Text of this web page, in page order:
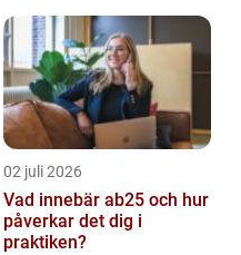
02 juli 2026
Vad innebär ab25 och hur
påverkar det dig i
praktiken?